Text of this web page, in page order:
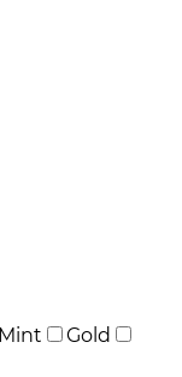
Mint
Gold